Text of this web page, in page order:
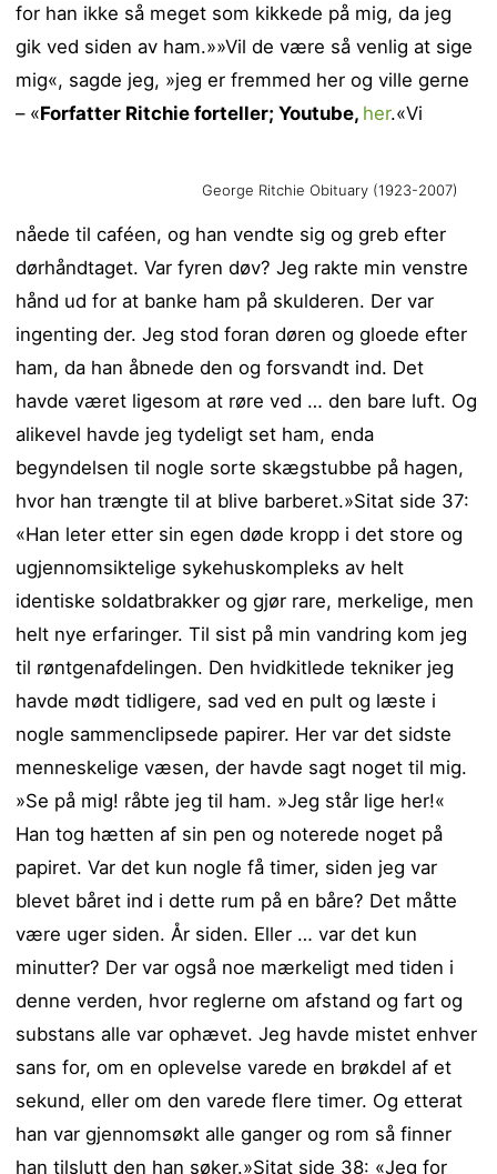
for han ikke så meget som kikkede på mig, da jeg
gik ved siden av ham.»»Vil de være så venlig at sige
mig«, sagde jeg, »jeg er fremmed her og ville gerne
– «Forfatter Ritchie forteller; Youtube, her.
George Ritchie Obituary (1923-2007)
«Vi
nåede til caféen, og han vendte sig og greb efter
dørhåndtaget. Var fyren døv? Jeg rakte min venstre
hånd ud for at banke ham på skulderen. Der var
ingenting der. Jeg stod foran døren og gloede efter
ham, da han åbnede den og forsvandt ind. Det
havde været ligesom at røre ved … den bare luft. Og
alikevel havde jeg tydeligt set ham, enda
begyndelsen til nogle sorte skægstubbe på hagen,
hvor han trængte til at blive barberet.»Sitat side 37:
«Han leter etter sin egen døde kropp i det store og
ugjennomsiktelige sykehuskompleks av helt
identiske soldatbrakker og gjør rare, merkelige, men
helt nye erfaringer. Til sist på min vandring kom jeg
til røntgenafdelingen. Den hvidkitlede tekniker jeg
havde mødt tidligere, sad ved en pult og læste i
nogle sammenclipsede papirer. Her var det sidste
menneskelige væsen, der havde sagt noget til mig.
»Se på mig! råbte jeg til ham. »Jeg står lige her!«
Han tog hætten af sin pen og noterede noget på
papiret. Var det kun nogle få timer, siden jeg var
blevet båret ind i dette rum på en båre? Det måtte
være uger siden. År siden. Eller … var det kun
minutter? Der var også noe mærkeligt med tiden i
denne verden, hvor reglerne om afstand og fart og
substans alle var ophævet. Jeg havde mistet enhver
sans for, om en oplevelse varede en brøkdel af et
sekund, eller om den varede flere timer. Og etterat
han var gjennomsøkt alle ganger og rom så finner
han tilslutt den han søker.»Sitat side 38: «Jeg for